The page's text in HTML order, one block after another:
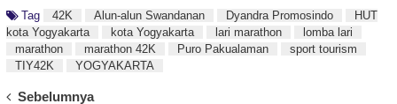
Tag 42K Alun-alun Swandanan Dyandra Promosindo
HUT
kota Yogyakarta
kota Yogyakarta lari marathon
lomba lari
marathon
marathon 42K Puro Pakualaman
sport tourism
TIY42K
YOGYAKARTA
Post
Sebelumnya